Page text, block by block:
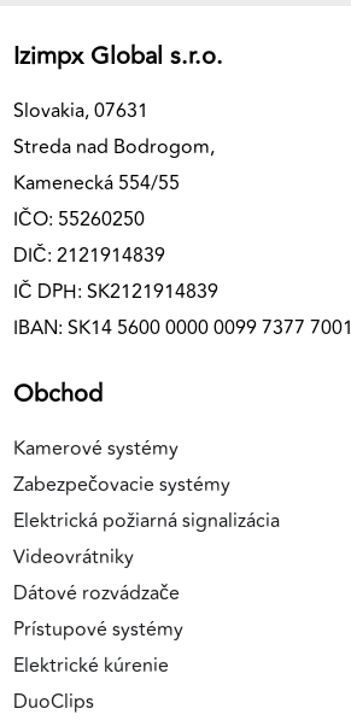
Izimpx Global s.r.o.
Slovakia, 07631
Streda nad Bodrogom,
Kamenecká 554/55
IČO: 55260250
DIČ: 2121914839
IČ DPH: SK2121914839
IBAN: SK14 5600 0000 0099 7377 7001
Obchod
Kamerové systémy
Zabezpečovacie systémy
Elektrická požiarná signalizácia
Videovrátniky
Dátové rozvádzače
Prístupové systémy
Elektrické kúrenie
DuoClips